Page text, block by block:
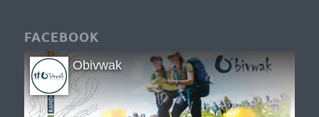
FACEBOOK
Obivwak